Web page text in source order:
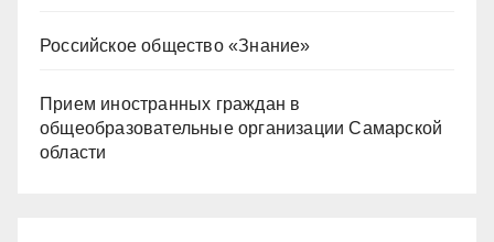
Российское общество «Знание»
Прием иностранных граждан в
общеобразовательные организации Самарской
области